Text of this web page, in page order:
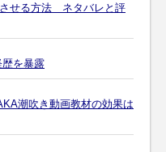
せる方法 ネタバレと評
を暴露
潮吹き動画教材の効果は